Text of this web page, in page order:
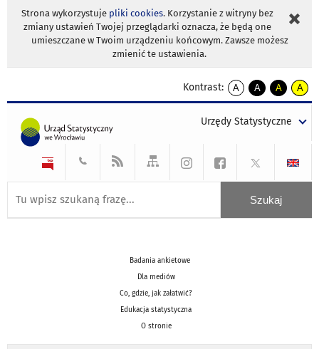
Strona wykorzystuje pliki cookies. Korzystanie z witryny bez
zmiany ustawień Twojej przeglądarki oznacza, że będą one
umieszczane w Twoim urządzeniu końcowym. Zawsze możesz
zmienić te ustawienia.
Kontrast:
A
kontrast
A
kontrast
tekst
czarnym
A
kontrast
tekst
czarnym
A
tekst
żółtym
Urzędy Statystyczne
Badania ankietowe
Dla mediów
Co, gdzie, jak załatwić?
Edukacja statystyczna
O stronie